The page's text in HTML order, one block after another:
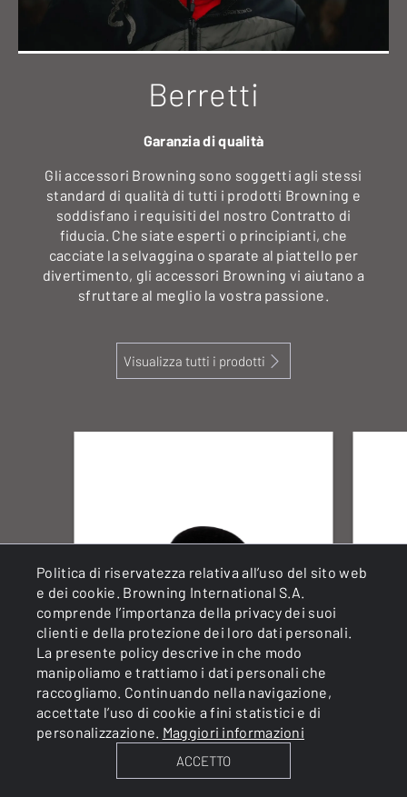
Politica di riservatezza relativa all’uso del sito web
e dei cookie. Browning International S.A.
comprende l’importanza della privacy dei suoi
clienti e della protezione dei loro dati personali.
La presente policy descrive in che modo
manipoliamo e trattiamo i dati personali che
raccogliamo. Continuando nella navigazione,
accettate l’uso di cookie a fini statistici e di
personalizzazione. Maggiori informazioni
ACCETTO
Berretti
Garanzia di qualità
Gli accessori Browning sono soggetti agli stessi
standard di qualità di tutti i prodotti Browning e
soddisfano i requisiti del nostro Contratto di
fiducia. Che siate esperti o principianti, che
cacciate la selvaggina o sparate al piattello per
divertimento, gli accessori Browning vi aiutano a
sfruttare al meglio la vostra passione.
Visualizza tutti i prodotti
BEANIE QUICK COVER
MAX4